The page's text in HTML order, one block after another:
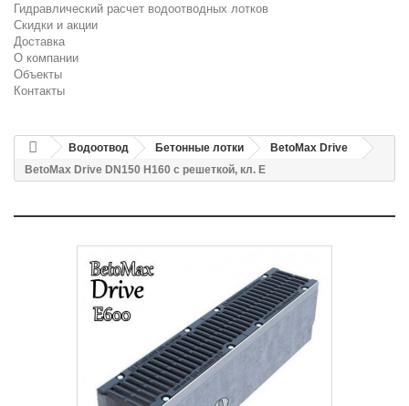
Гидравлический расчет водоотводных лотков
Скидки и акции
Доставка
О компании
Объекты
Контакты
Водоотвод Бетонные лотки
BetoMax Drive
BetoMax Drive DN150 H160 с решеткой, кл. E